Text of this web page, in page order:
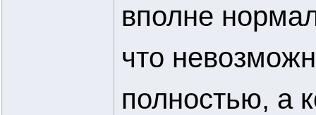
вполне
что
полностью, а